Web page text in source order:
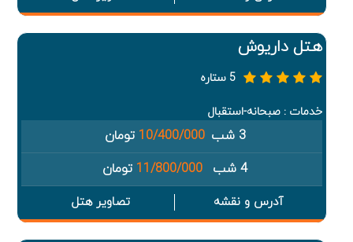
هتل داریوش
5 ستاره
خدمات : صبحانه-استقبال
3 شب 10/400/000 تومان
4 شب
11/800/000 تومان
آدرس و نقشه تصاویر هتل